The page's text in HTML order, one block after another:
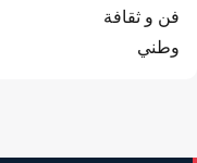
فن و ثقافة
وطني